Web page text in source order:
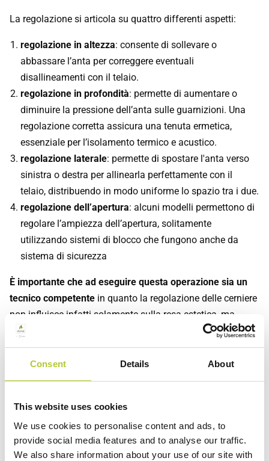
Consent Details About
This website uses cookies
We use cookies to personalise content and ads, to
provide social media features and to analyse our traffic.
We also share information about your use of our site with
La regolazione si articola su quattro differenti aspetti:
regolazione in altezza: consente di sollevare o
abbassare l’anta per correggere eventuali
disallineamenti con il telaio.
regolazione in profondità: permette di aumentare o
diminuire la pressione dell’anta sulle guarnizioni. Una
regolazione corretta assicura una tenuta ermetica,
essenziale per l’isolamento termico e acustico.
regolazione laterale: permette di spostare l'anta verso
sinistra o destra per allinearla perfettamente con il
telaio, distribuendo in modo uniforme lo spazio tra i due.
regolazione dell’apertura: alcuni modelli permettono di
regolare l’ampiezza dell’apertura, solitamente
utilizzando sistemi di blocco che fungono anche da
sistema di sicurezza
È importante che ad eseguire questa operazione sia un
tecnico competente in quanto la regolazione delle cerniere
non influisce infatti solamente sulla resa estetica, ma
sull’efficacia dello stesso infisso. Una regolazione non
corretta potrebbe inficiare sulle performance di tenuta e le
prestazioni del serramento oltre che compromettere la
sicurezza dell’infisso.
Manutenzione e pulizia delle cerniere
per anta a ribalta
La manutenzione e la pulizia regolari servono a consentire